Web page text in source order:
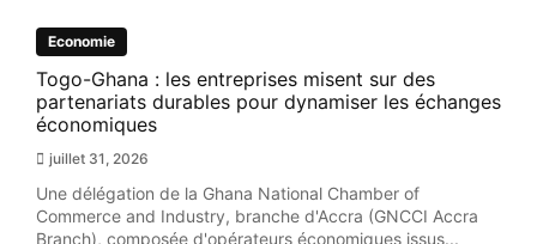
Economie
Togo-Ghana : les entreprises misent sur des
partenariats durables pour dynamiser les échanges
économiques
juillet 31, 2026
Une délégation de la Ghana National Chamber of
Commerce and Industry, branche d'Accra (GNCCI Accra
Branch), composée d'opérateurs économiques issus...